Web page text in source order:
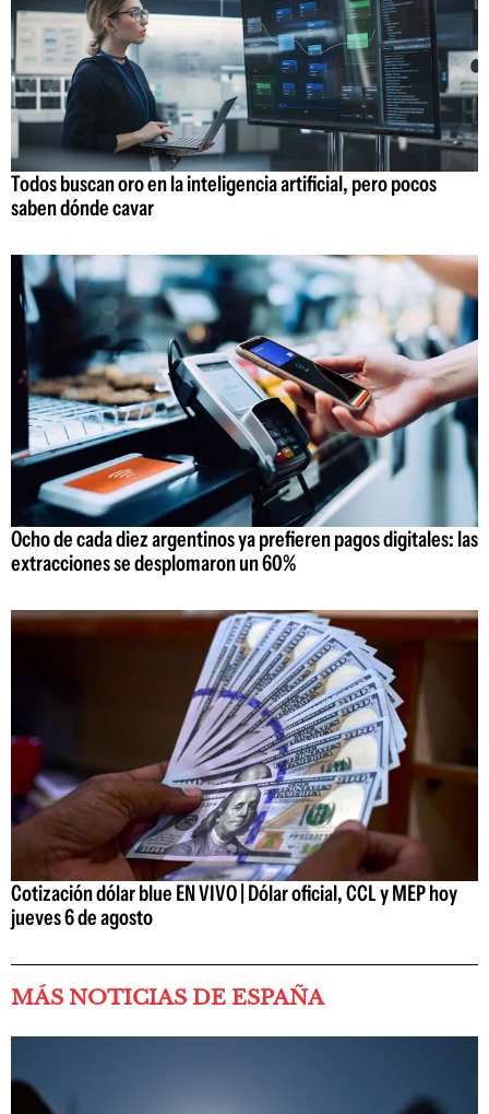
Todos buscan oro en la inteligencia artificial, pero pocos
saben dónde cavar
Ocho de cada diez argentinos ya prefieren pagos digitales: las
extracciones se desplomaron un 60%
Cotización dólar blue EN VIVO | Dólar oficial, CCL y MEP hoy
jueves 6 de agosto
MÁS NOTICIAS DE ESPAÑA